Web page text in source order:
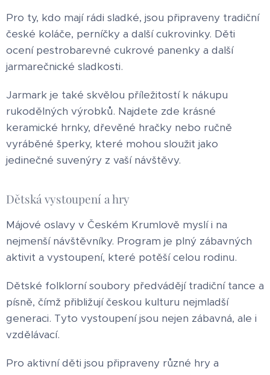
Pro ty, kdo mají rádi sladké, jsou připraveny tradiční
české koláče, perníčky a další cukrovinky. Děti
ocení pestrobarevné cukrové panenky a další
jarmarečnické sladkosti.
Jarmark je také skvělou příležitostí k nákupu
rukodělných výrobků. Najdete zde krásné
keramické hrnky, dřevěné hračky nebo ručně
vyráběné šperky, které mohou sloužit jako
jedinečné suvenýry z vaší návštěvy.
Dětská vystoupení a hry
Májové oslavy v Českém Krumlově myslí i na
nejmenší návštěvníky. Program je plný zábavných
aktivit a vystoupení, které potěší celou rodinu.
Dětské folklorní soubory předvádějí tradiční tance a
písně, čímž přibližují českou kulturu nejmladší
generaci. Tyto vystoupení jsou nejen zábavná, ale i
vzdělávací.
Pro aktivní děti jsou připraveny různé hry a